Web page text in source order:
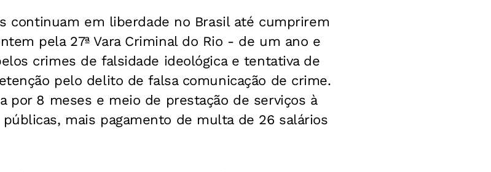
continuam em liberdade no Brasil até cumprirem
pela 27ª Vara Criminal do Rio - de um ano e
crimes de falsidade ideológica e tentativa de
pelo delito de falsa comunicação de crime.
por 8 meses e meio de prestação de serviços à
mais pagamento de multa de 26 salários